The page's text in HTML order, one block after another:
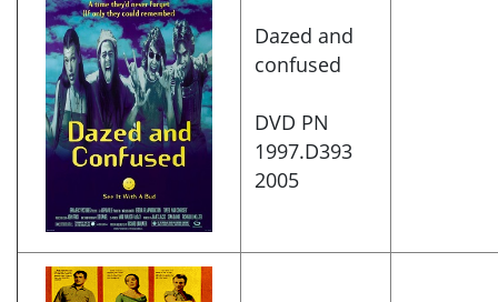
Dazed and
confused
DVD PN
1997.D393
2005